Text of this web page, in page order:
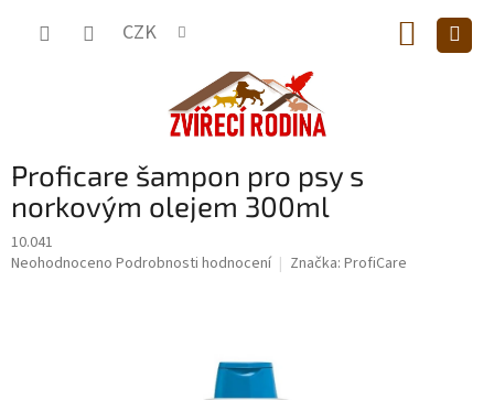
CZK
KOŠÍK
Proficare šampon pro psy s
norkovým olejem 300ml
10.041
Průměrné
Neohodnoceno Podrobnosti hodnocení Značka: ProfiCare